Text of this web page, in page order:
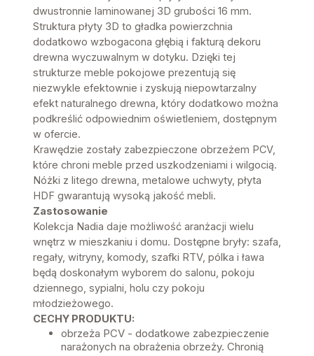
dwustronnie laminowanej 3D grubości 16 mm.
Struktura płyty 3D to gładka powierzchnia
dodatkowo wzbogacona głębią i fakturą dekoru
drewna wyczuwalnym w dotyku. Dzięki tej
strukturze meble pokojowe prezentują się
niezwykle efektownie i zyskują niepowtarzalny
efekt naturalnego drewna, który dodatkowo można
podkreślić odpowiednim oświetleniem, dostępnym
w ofercie.
Krawędzie zostały zabezpieczone obrzeżem PCV,
które chroni meble przed uszkodzeniami i wilgocią.
Nóżki z litego drewna, metalowe uchwyty, płyta
HDF gwarantują wysoką jakość mebli.
Zastosowanie
Kolekcja Nadia daje możliwość aranżacji wielu
wnętrz w mieszkaniu i domu. Dostępne bryły: szafa,
regały, witryny, komody, szafki RTV, pólka i ława
będą doskonałym wyborem do salonu, pokoju
dziennego, sypialni, holu czy pokoju
młodzieżowego.
CECHY PRODUKTU:
obrzeża PCV - dodatkowe zabezpieczenie
narażonych na obrażenia obrzeży. Chronią